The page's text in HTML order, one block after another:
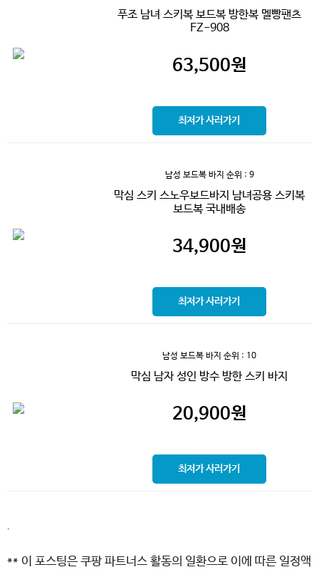
푸조 남녀 스키복 보드복 방한복 멜빵팬츠
FZ-908
63,500원
최저가 사러가기
남성 보드복 바지 순위 : 9
막심 스키 스노우보드바지 남녀공용 스키복
보드복 국내배송
34,900원
최저가 사러가기
남성 보드복 바지 순위 : 10
막심 남자 성인 방수 방한 스키 바지
20,900원
최저가 사러가기
.
** 이 포스팅은 쿠팡 파트너스 활동의 일환으로 이에 따른 일정액